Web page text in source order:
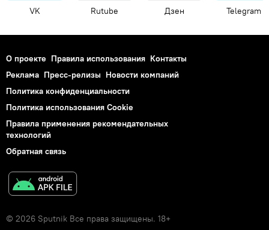
VK Rutube Дзен Telegram
О проекте Правила использования Контакты
Реклама Пресс-релизы Новости компаний
Политика конфиденциальности
Политика использования Cookie
Правила применения рекомендательных
технологий
Обратная связь
© 2026 Sputnik Все права защищены. 18+